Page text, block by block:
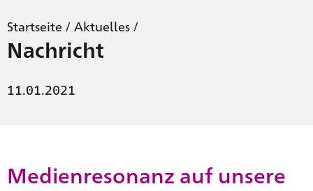
Startseite / Aktuelles /
Nachricht
11.01.2021
Medienresonanz auf unsere